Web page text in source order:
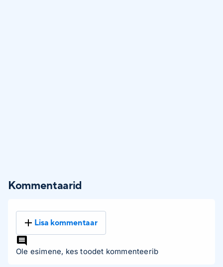
Kommentaarid
Lisa kommentaar
Ole esimene, kes toodet kommenteerib